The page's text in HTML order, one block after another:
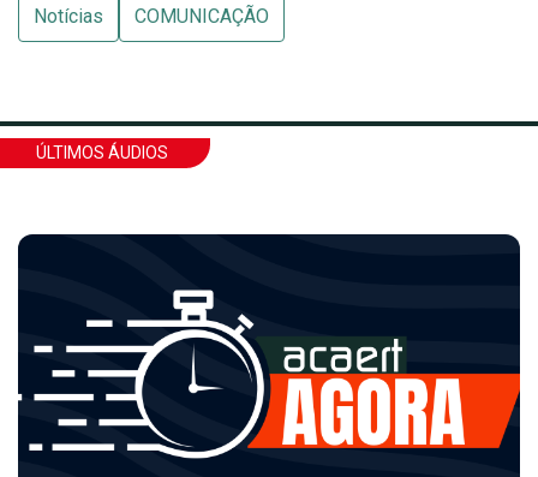
Notícias COMUNICAÇÃO
ÚLTIMOS ÁUDIOS